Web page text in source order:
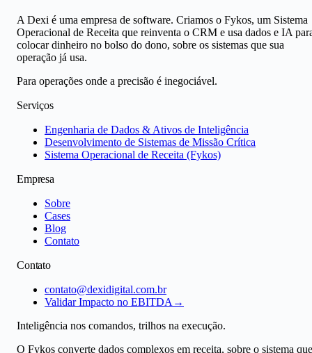
A Dexi é uma empresa de software. Criamos o Fykos, um Sistema
Operacional de Receita que reinventa o CRM e usa dados e IA
colocar dinheiro no bolso do dono, sobre os sistemas que sua
operação já usa.
Para operações onde a precisão é inegociável.
Serviços
Engenharia de Dados & Ativos de Inteligência
Desenvolvimento de Sistemas de Missão Crítica
Sistema Operacional de Receita (Fykos)
Empresa
Sobre
Cases
Blog
Contato
Contato
contato@dexidigital.com.br
Validar Impacto no EBITDA →
Inteligência nos comandos, trilhos na execução.
O Fykos converte dados complexos em receita, sobre o sistema que